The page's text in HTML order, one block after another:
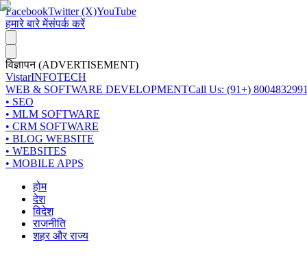
FacebookTwitter (X)YouTube
हमारे बारे मेंसंपर्क करें
विज्ञापन (ADVERTISEMENT)
VistarINFOTECH
WEB & SOFTWARE DEVELOPMENTCall Us: (91+) 8004832991
• SEO
• MLM SOFTWARE
• CRM SOFTWARE
• BLOG WEBSITE
• WEBSITES
• MOBILE APPS
होम
देश
विदेश
राजनीति
शहर और राज्य